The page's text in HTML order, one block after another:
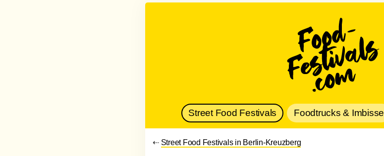
Street Food Festivals Foodtrucks & Imbisse
⇠ Street Food Festivals in Berlin-Kreuzberg